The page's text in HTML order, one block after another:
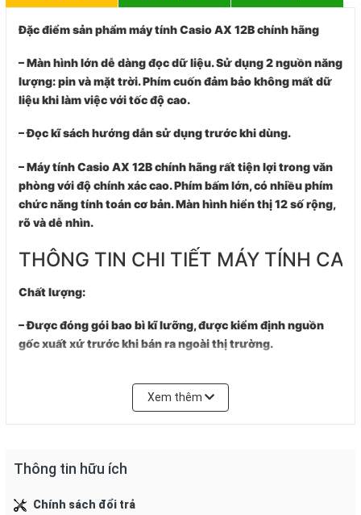
Đặc điểm sản phẩm máy tính Casio AX 12B chính hãng
– Màn hình lớn dễ dàng đọc dữ liệu. Sử dụng 2 nguồn năng
lượng: pin và mặt trời. Phím cuốn đảm bảo không mất dữ
liệu khi làm việc với tốc độ cao.
– Đọc kĩ sách hướng dẫn sử dụng trước khi dùng.
– Máy tính Casio AX 12B chính hãng rất tiện lợi trong văn
phòng với độ chính xác cao. Phím bấm lớn, có nhiều phím
chức năng tính toán cơ bản. Màn hình hiển thị 12 số rộng,
rõ và dễ nhìn.
THÔNG TIN CHI TIẾT MÁY TÍNH
Chất lượng:
– Được đóng gói bao bì kĩ lưỡng, được kiểm định nguồn
gốc xuất xứ trước khi bán ra ngoài thị trường.
: đóng gói riêng biệt.
Sản phẩm tương đương / thay thế:
Xem thêm
Thông tin hữu ích
Chính sách đổi trả